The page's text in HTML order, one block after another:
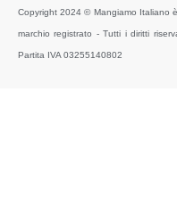
Copyright 2024 © Mangiamo Italiano
marchio registrato - Tutti i diritti
Partita IVA 03255140802